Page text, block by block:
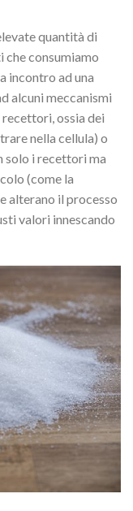
quantità di
che consumiamo
incontro ad una
alcuni meccanismi
ossia dei
nella cellula) o
solo i recettori ma
(come la
alterano il processo
valori innescando